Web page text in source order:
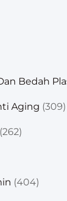
Bedah
Aging (309)
(262)
(404)